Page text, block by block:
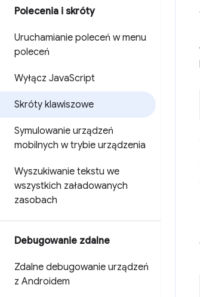
Polecenia i skróty
Uruchamianie poleceń w menu
poleceń
Wyłącz JavaScript
Skróty klawiszowe
Symulowanie urządzeń
mobilnych w trybie urządzenia
Wyszukiwanie tekstu we
wszystkich załadowanych
zasobach
Debugowanie zdalne
Zdalne debugowanie urządzeń
z Androidem